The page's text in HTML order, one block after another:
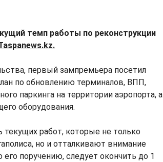
темп работы по реконструкции
первый зампремьера посетил
по обновлению терминалов, ВПП,
паркинга на территории аэропорта, а
оборудования.
работ, которые не только
но и отталкивают внимание
поручению, следует окончить до 1